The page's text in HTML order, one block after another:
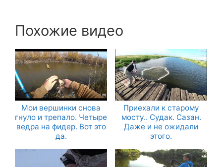
Похожие видео
Мои вершинки снова
гнуло и трепало. Четыре
ведра на фидер. Вот это
да.
Приехали к старому
мосту.. Судак. Сазан.
Даже и не ожидали
этого.